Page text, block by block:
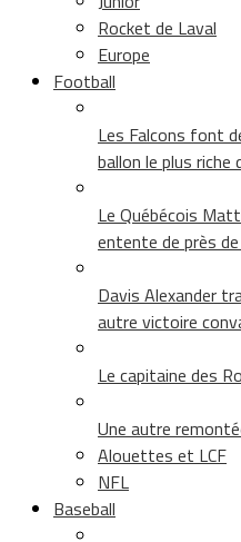
Rocket de Laval
Europe
Football
Les Falcons font
ballon le plus riche
Le Québécois
entente de près
Davis Alexander
autre victoire
Le capitaine des
Une autre
Alouettes et LCF
NFL
Baseball